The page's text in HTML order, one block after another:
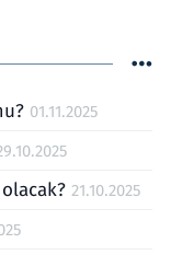
01.11.2025
olacak? 21.10.2025